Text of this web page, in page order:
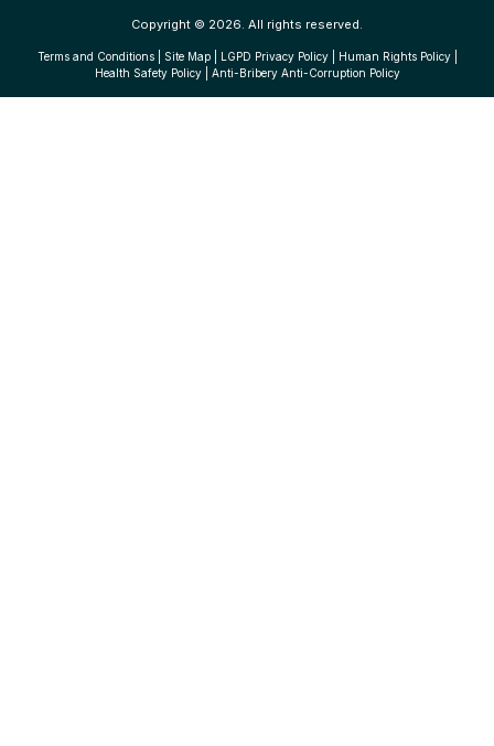
Copyright © 2026. All rights reserved.
Terms and Conditions| Site Map| LGPD Privacy Policy| Human Rights Policy|
Health Safety Policy| Anti-Bribery Anti-Corruption Policy